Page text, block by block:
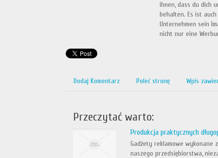
ihnen, dass du dich
behalten. Es ist
Unternehmen sein
nicht nur eine
Dodaj Komentarz Poleć stronę Wpis
Przeczytać warto:
Produkcja praktycznych
Gadżety reklamowe wykonane
naszego przedsiębiorstwa,